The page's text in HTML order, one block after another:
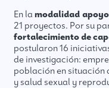
En lamodalidad
21 proyectos. Por su
fortalecimiento de
postularon 16
de investigación:
población en situación
y salud sexual y